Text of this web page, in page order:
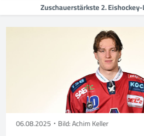
Zuschauerstärkste 2.
06.08.2025 Bild: Achim Keller